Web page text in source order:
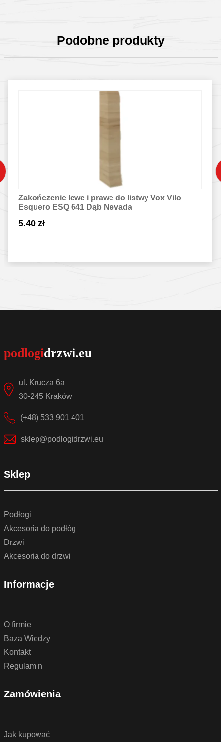
Podobne produkty
Zakończenie lewe i prawe do listwy Vox Vilo
Esquero ESQ 641 Dąb Nevada
5.40 zł
ul. Krucza 6a
30-245 Kraków
(+48) 533 901 401
sklep@podlogidrzwi.eu
Sklep
Podłogi
Akcesoria do podłóg
Drzwi
Akcesoria do drzwi
Informacje
O firmie
Baza Wiedzy
Kontakt
Regulamin
Zamówienia
Jak kupować